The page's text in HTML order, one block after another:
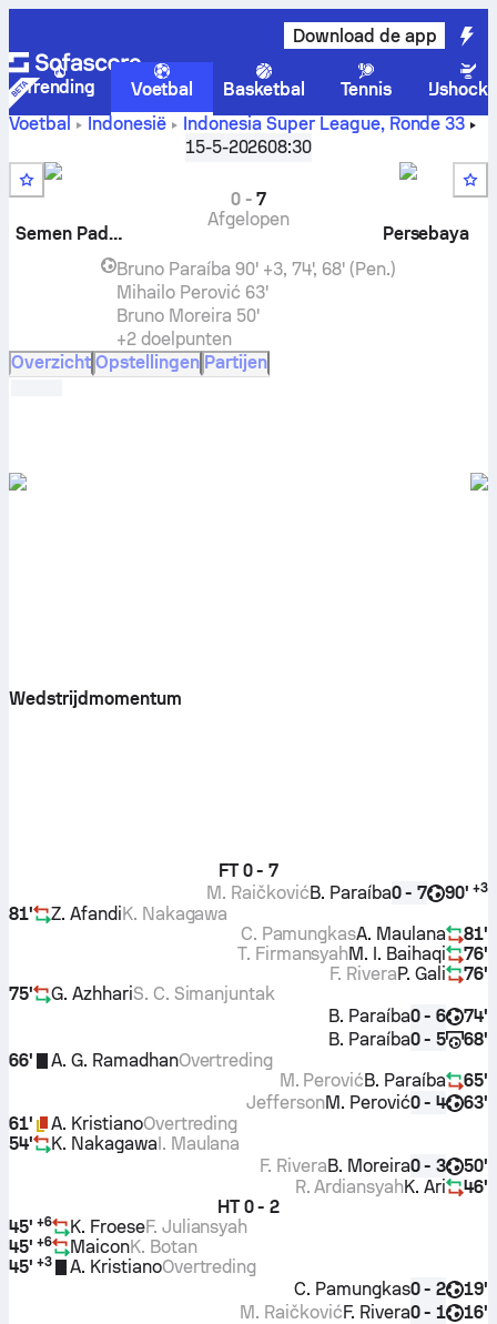
Download de app
Trending Voetbal Basketbal Tennis
Voetbal
Indonesië Indonesia Super League, Ronde 33
tegenPersebaya Surabaya
onderlinge resultaten, stand en voorspelling
15-5-202608:30
Semen Padang
0-7
Afgelopen
Persebaya
Bruno Paraíba 90' +3, 74', 68' (Pen.)
Mihailo Perović 63'
Bruno Moreira 50'
+2 doelpunten
Overzicht Opstellingen Partijen
Wedstrijdmomentum
FT 0 - 7
90' +3
0 - 7
B. Paraíba
M. Raičković
81'
Z. AfandiK. Nakagawa
81'
A. Maulana
C. Pamungkas
76'
M. I. Baihaqi
T. Firmansyah
76'
P. Gali
F. Rivera
75'
G. AzhhariS. C. Simanjuntak
74'
0 - 6
B. Paraíba
68'
0 - 5
B. Paraíba
66'
A. G. RamadhanOvertreding
65'
B. Paraíba
M. Perović
63'
0 - 4
M. Perović
Jefferson
61'
A. KristianoOvertreding
54'
K. NakagawaI. Maulana
50'
0 - 3
B. Moreira
F. Rivera
46'
K. Ari
R. Ardiansyah
HT 0 - 2
45' +6 K. FroeseF. Juliansyah
45' +6 MaiconK. Botan
45' +3 A. KristianoOvertreding
19'
0 - 2
C. Pamungkas
16'
0 - 1
F. Rivera
M. Raičković